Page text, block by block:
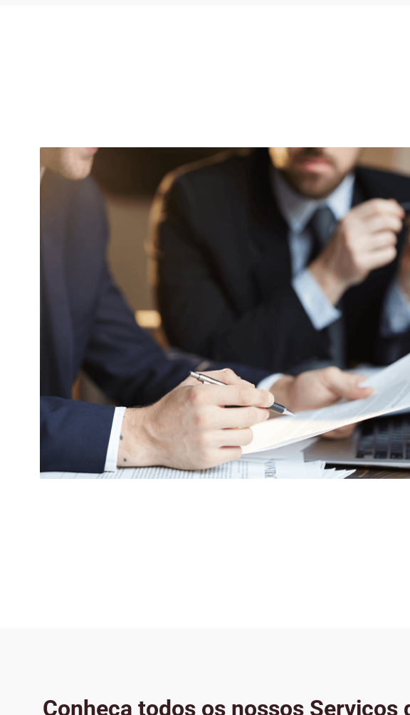
Conheça todos os nossos Serviços